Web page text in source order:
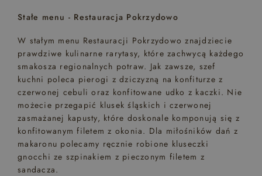
Stałe menu - Restauracja Pokrzydowo
W stałym menu Restauracji Pokrzydowo znajdziecie
prawdziwe kulinarne rarytasy, które zachwycą każdego
smakosza regionalnych potraw. Jak zawsze, szef
kuchni poleca pierogi z dziczyzną na konfiturze z
czerwonej cebuli oraz konfitowane udko z kaczki. Nie
możecie przegapić klusek śląskich i czerwonej
zasmażanej kapusty, które doskonale komponują się z
konfitowanym filetem z okonia. Dla miłośników dań z
makaronu polecamy ręcznie robione kluseczki
gnocchi ze szpinakiem z pieczonym filetem z
sandacza.